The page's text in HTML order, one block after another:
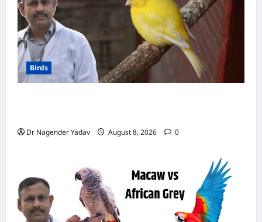
Birds
Dr Nagender Yadav August 8, 2026 0